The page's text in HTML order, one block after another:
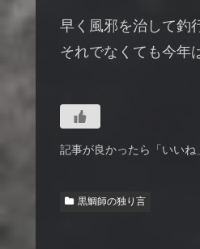
早く風邪を治して釣
それでなくても今年
記事が良かったら「いいね
黒鯛師の独り言